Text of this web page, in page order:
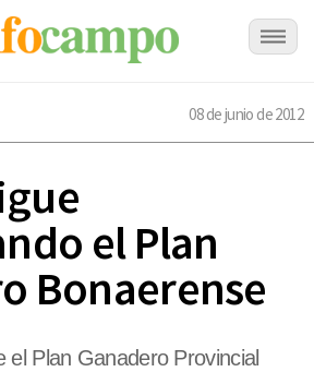
08 de junio de 2012
el Plan
Bonaerense
el Plan Ganadero Provincial